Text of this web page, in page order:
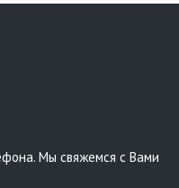
Мы свяжемся с Вами